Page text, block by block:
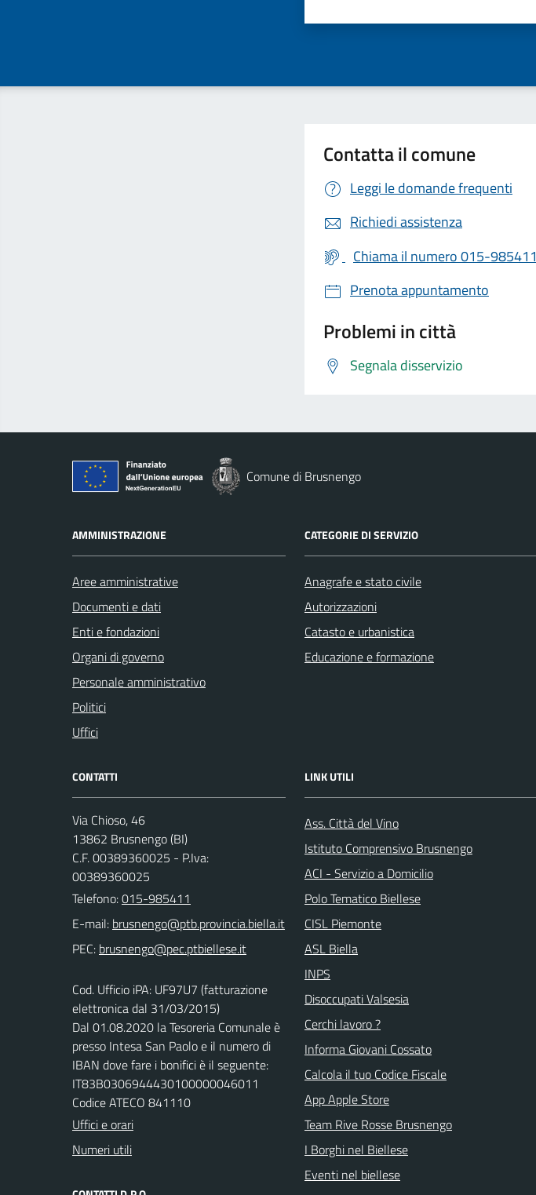
Contatta il comune
Leggi le domande frequenti
Richiedi assistenza
Chiama il numero 015-985411
Prenota appuntamento
Problemi in città
Segnala disservizio
Comune di Brusnengo
AMMINISTRAZIONE
Aree amministrative
Documenti e dati
Enti e fondazioni
Organi di governo
Personale amministrativo
Politici
Uffici
CATEGORIE DI SERVIZIO
Anagrafe e stato civile
Autorizzazioni
Catasto e urbanistica
Educazione e formazione
CONTATTI
Via Chioso, 46
13862 Brusnengo (BI)
C.F. 00389360025 - P.Iva:
00389360025
Telefono:015-985411
E-mail:
PEC:
Cod. Ufficio iPA: UF97U7 (fatturazione
elettronica dal 31/03/2015)
Dal 01.08.2020 la Tesoreria Comunale è
presso Intesa San Paolo e il numero di
IBAN dove fare i bonifici è il seguente:
IT83B0306944430100000046011
Codice ATECO 841110
Uffici e orari
Numeri utili
LINK UTILI
Ass. Città del Vino
Istituto Comprensivo Brusnengo
ACI - Servizio a Domicilio
Polo Tematico Biellese
CISL Piemonte
ASL Biella
INPS
Disoccupati Valsesia
Cerchi lavoro ?
Informa Giovani Cossato
Calcola il tuo Codice Fiscale
App Apple Store
Team Rive Rosse Brusnengo
I Borghi nel Biellese
Eventi nel biellese